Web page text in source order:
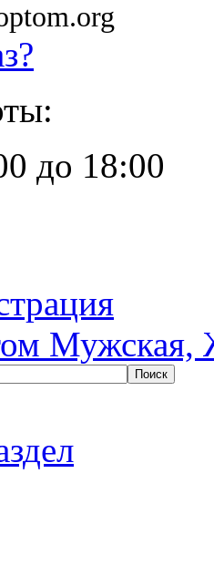
до 18:00
Мужская,